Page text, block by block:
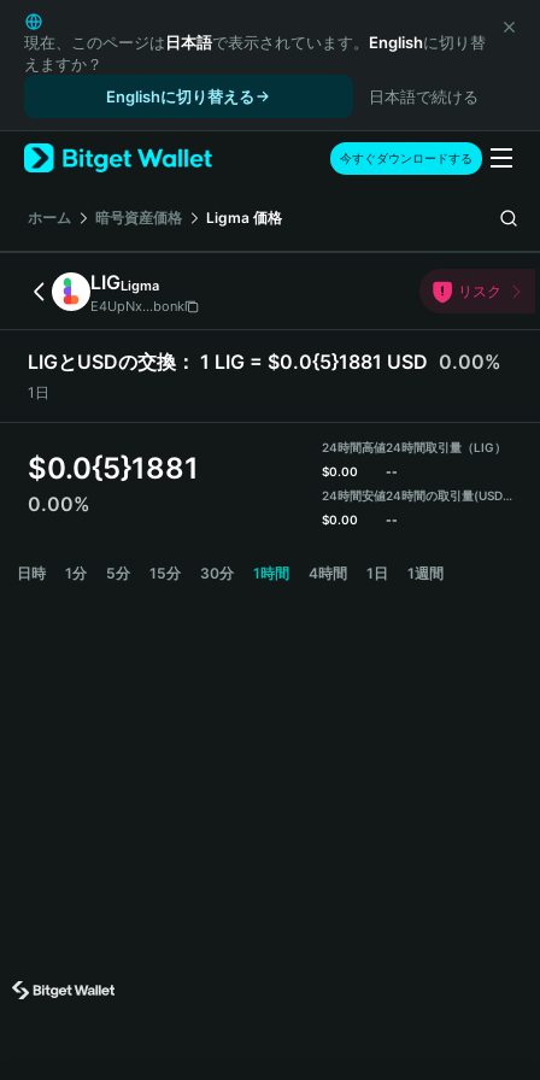
English
日本語
Tiếng Việt
Español (Latinoamérica)
Türkçe
Français
Deutsch
简体中文
繁體中文
Português (Portugal)
Bahasa Indonesia
ภาษาไทย
हिन्दी
Español
Português (Brasil)
現在、このページは日本語で表示されています。 Englishに切り替
えますか？
Englishに切り替える
日本語で続ける
今すぐダウンロードする
ホーム 暗号資産価格 Ligma 価格
LIGLigma
E4UpNx...bonk
リスク
LIGとUSDの交換： 1 LIG = $0.0{5}1881 USD 0.00%
1日
$0.0{5}1881
0.00%
24時間高値
$0.00
24時間安値
$0.00
24時間取引量（LIG）
--
24時間の取引量(USDT)
--
日時 1分 5分 15分 30分 1時間 4時間 1日 1週間